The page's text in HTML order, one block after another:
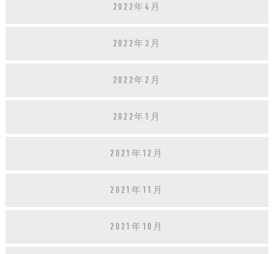
2022年4月
2022年3月
2022年2月
2022年1月
2021年12月
2021年11月
2021年10月